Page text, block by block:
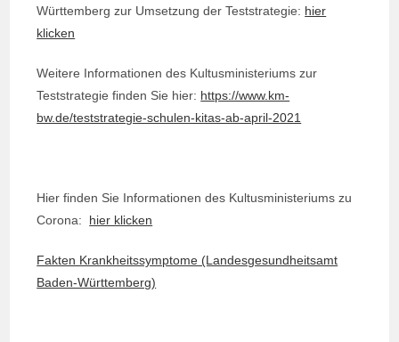
Württemberg zur Umsetzung der Teststrategie: hier
klicken
Weitere Informationen des Kultusministeriums zur
Teststrategie finden Sie hier: https://www.km-
bw.de/teststrategie-schulen-kitas-ab-april-2021
Hier finden Sie Informationen des Kultusministeriums zu
Corona: hier klicken
Fakten Krankheitssymptome (Landesgesundheitsamt
Baden-Württemberg)